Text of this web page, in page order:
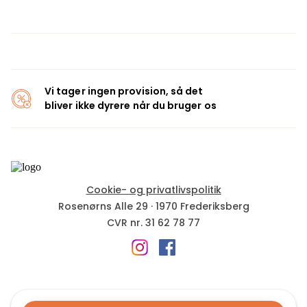
Vi tager ingen provision, så det
bliver ikke dyrere når du bruger os
Cookie- og privatlivspolitik
Rosenørns Alle 29 · 1970 Frederiksberg
CVR nr. 31 62 78 77